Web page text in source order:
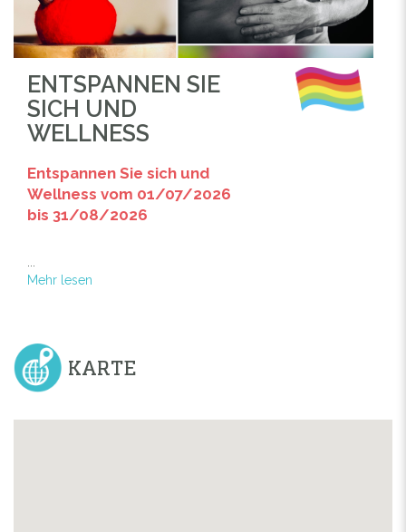
ENTSPANNEN SIE
SICH UND
WELLNESS
Entspannen Sie sich und
Wellness vom 01/07/2026
bis 31/08/2026
Mehr lesen
KARTE